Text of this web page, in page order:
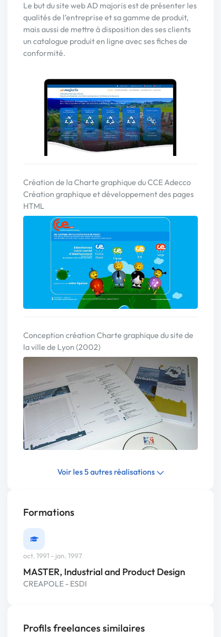
Le but du site web AD majoris est de présenter les
qualités de l’entreprise et sa gamme de produit,
mais aussi de mettre à disposition des ses clients
un catalogue produit en ligne avec ses fiches de
conformité.
Création de la Charte graphique du CCE Adecco
Création graphique et développement des pages
HTML
Conception création Charte graphique du site de
la ville de Lyon (2002)
Voir les 5 autres réalisations
Formations
oct. 1991 - jan. 1997
MASTER, Industrial and Product Design
CREAPOLE - ESDI
Profils freelances similaires